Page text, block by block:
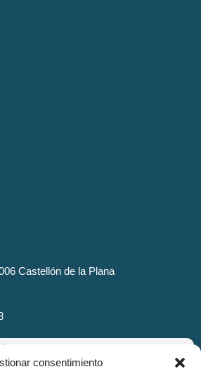
consentimiento
Castellón de la Plana